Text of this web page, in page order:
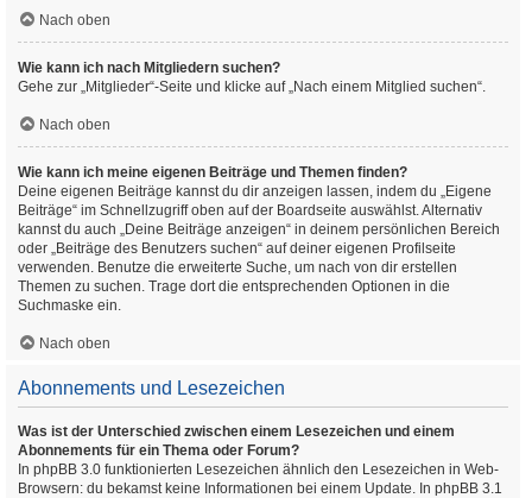
Nach oben
Wie kann ich nach Mitgliedern suchen?
Gehe zur „Mitglieder“-Seite und klicke auf „Nach einem Mitglied suchen“.
Nach oben
Wie kann ich meine eigenen Beiträge und Themen finden?
Deine eigenen Beiträge kannst du dir anzeigen lassen, indem du „Eigene
Beiträge“ im Schnellzugriff oben auf der Boardseite auswählst. Alternativ
kannst du auch „Deine Beiträge anzeigen“ in deinem persönlichen Bereich
oder „Beiträge des Benutzers suchen“ auf deiner eigenen Profilseite
verwenden. Benutze die erweiterte Suche, um nach von dir erstellen
Themen zu suchen. Trage dort die entsprechenden Optionen in die
Suchmaske ein.
Nach oben
Abonnements und Lesezeichen
Was ist der Unterschied zwischen einem Lesezeichen und einem
Abonnements für ein Thema oder Forum?
In phpBB 3.0 funktionierten Lesezeichen ähnlich den Lesezeichen in Web-
Browsern: du bekamst keine Informationen bei einem Update. In phpBB 3.1